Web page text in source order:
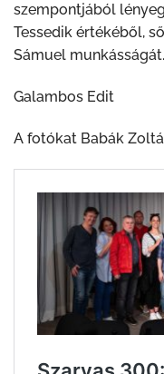
szempontjából
Tessedik értékéből,
Sámuel munkásságát.
Galambos Edit
A fotókat Babák